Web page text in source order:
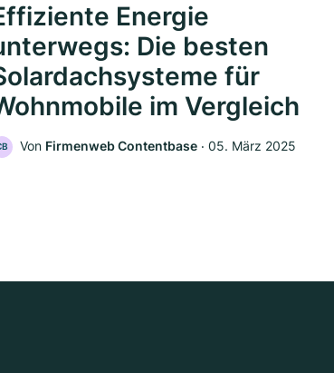
Energie
Die besten
für
im Vergleich
Von Firmenweb Contentbase ‧ 05. März 2025